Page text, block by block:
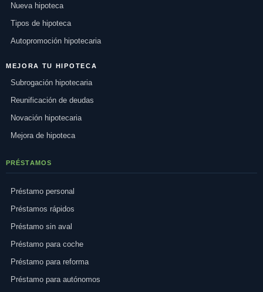
Nueva hipoteca
Tipos de hipoteca
Autopromoción hipotecaria
MEJORA TU HIPOTECA
Subrogación hipotecaria
Reunificación de deudas
Novación hipotecaria
Mejora de hipoteca
PRÉSTAMOS
Préstamo personal
Préstamos rápidos
Préstamo sin aval
Préstamo para coche
Préstamo para reforma
Préstamo para autónomos